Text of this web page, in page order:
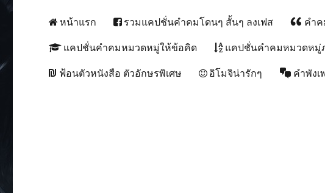
forfundeal | รวมแคปชั่นคำคม, คำ
หน้าแรก รวมแคปชั่นคำคมโดนๆ สั้นๆ ลงเฟส คำค
แคปชั่นคำคมหมวดหมู่ให้ข้อคิด แคปชั่นคำคมหมวดหมู่
ฟ้อนตัวหนังสือ ตัวอักษรพิเศษ อิโมจิน่ารักๆ คำพัง